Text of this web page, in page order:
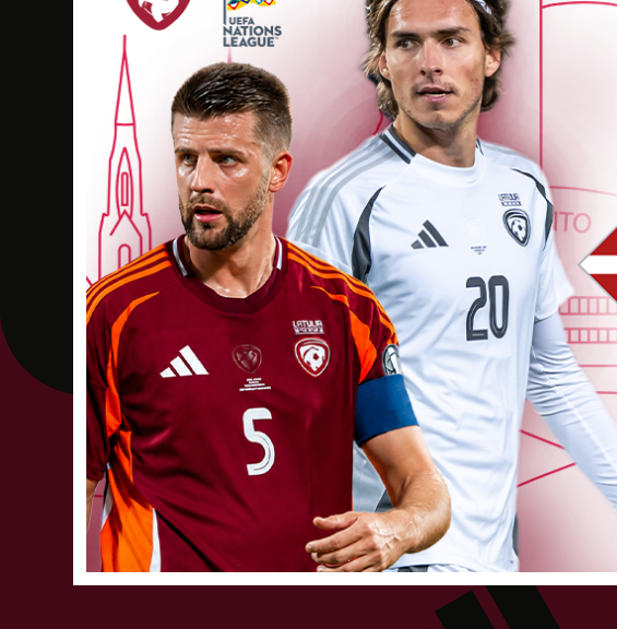
Adrians Hnikins
Dzimšanas datums: 22.01.2003. Spēlētāja statuss: Amatieris (FSS)
Jānis Kangars
Dzimšanas datums: 18.09.1989. Spēlētāja statuss: (FSS)
Aivis Laiviņš
Dzimšanas datums: 18.06.1997. Spēlētāja statuss: Amatieris (FSS)
Artūrs Rudzītis
Dzimšanas datums: 18.02.1988. Spēlētāja statuss: Amatieris (FSS)